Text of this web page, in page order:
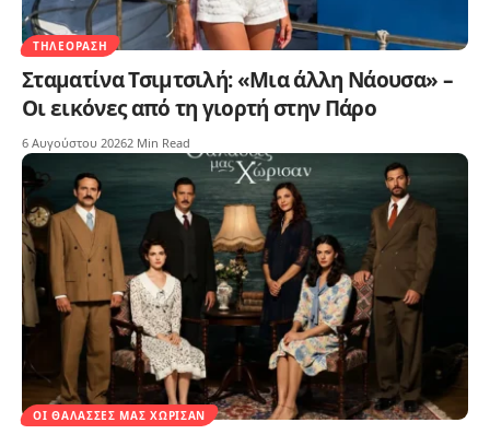
ΤΗΛΕΌΡΑΣΗ
Σταματίνα Τσιμτσιλή: «Μια άλλη Νάουσα» –
Οι εικόνες από τη γιορτή στην Πάρο
6 Αυγούστου 20262 Min Read
ΟΙ ΘΆΛΑΣΣΕΣ ΜΑΣ ΧΏΡΙΣΑΝ